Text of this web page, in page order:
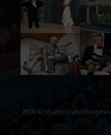
2026 ©